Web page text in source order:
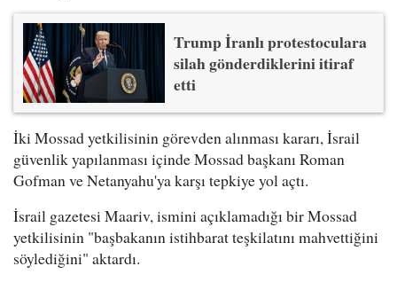
Trump İranlı protestoculara
silah gönderdiklerini itiraf
etti
İki Mossad yetkilisinin görevden alınması kararı, İsrail
güvenlik yapılanması içinde Mossad başkanı Roman
Gofman ve Netanyahu'ya karşı tepkiye yol açtı.
İsrail gazetesi Maariv, ismini açıklamadığı bir Mossad
yetkilisinin "başbakanın istihbarat teşkilatını mahvettiğini
söylediğini" aktardı.